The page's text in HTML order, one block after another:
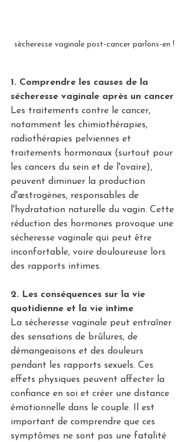
sècheresse vaginale post-cancer parlons-en !
1. Comprendre les causes de la
sécheresse vaginale après un cancer
Les traitements contre le cancer,
notamment les chimiothérapies,
radiothérapies pelviennes et
traitements hormonaux (surtout pour
les cancers du sein et de l'ovaire),
peuvent diminuer la production
d'œstrogènes, responsables de
l'hydratation naturelle du vagin. Cette
réduction des hormones provoque une
sécheresse vaginale qui peut être
inconfortable, voire douloureuse lors
des rapports intimes.
2. Les conséquences sur la vie
quotidienne et la vie intime
La sécheresse vaginale peut entraîner
des sensations de brûlures, de
démangeaisons et des douleurs
pendant les rapports sexuels. Ces
effets physiques peuvent affecter la
confiance en soi et créer une distance
émotionnelle dans le couple. Il est
important de comprendre que ces
symptômes ne sont pas une fatalité